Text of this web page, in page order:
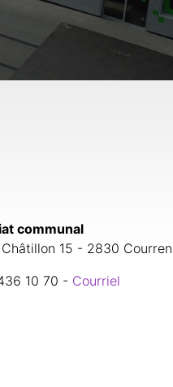
communal
15 - 2830
10 70 - Courriel